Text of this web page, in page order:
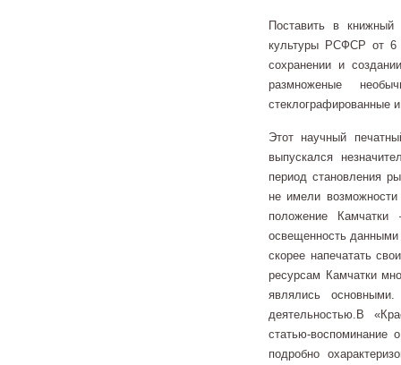
Поставить в книжный
культуры РСФСР от 6
сохранении и
размноженые
стеклографированные
Этот научный
выпускался
период становления
не имели возможности
положение
освещенность
скорее напечатать
ресурсам Камчатки
являлись
деятельностью.В
статью-воспоминание
подробно